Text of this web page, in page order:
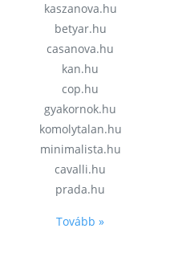
kaszanova.hu
betyar.hu
casanova.hu
kan.hu
cop.hu
gyakornok.hu
komolytalan.hu
minimalista.hu
cavalli.hu
prada.hu
Tovább »